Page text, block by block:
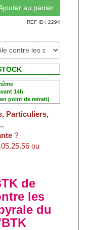
REF ID : 2294
14h
point de retrait)
Particuliers,
?
ou
de
les
du